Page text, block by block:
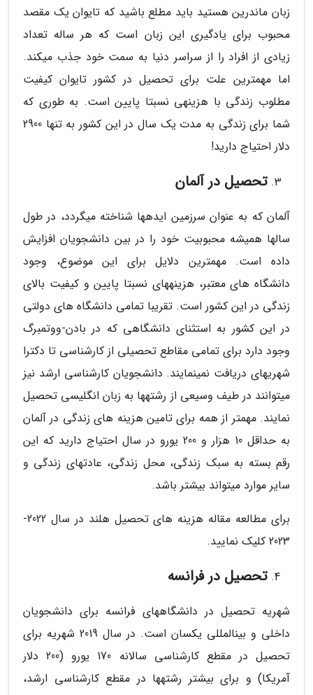
زبان ماندرین هستید باید مطلع باشید که تایوان یک مقصد
محبوب برای یادگیری این زبان است که هر ساله تعداد
زیادی از افراد را از سراسر دنیا به سمت خود جذب می­کند.
اما مهم­ترین علت برای تحصیل در کشور تایوان کیفیت
مطلوب زندگی با هزینه­ی نسبتا پایین است. به طوری که
شما برای زندگی به مدت یک سال در این کشور به تنها 2900
دلار احتیاج دارید!
تحصیل در آلمان
آلمان که به عنوان سرزمین ایده­ها شناخته می­گردد، در طول
سال­ها همیشه محبوبیت خود را در بین دانشجویان افزایش
داده است. مهم­ترین دلایل برای این موضوع، وجود
دانشگاه­ های معتبر، هزینه­های نسبتا پایین و کیفیت بالای
زندگی در این کشور است. تقریبا تمامی دانشگاه­ های دولتی
در این کشور به استثنای دانشگاهی که در بادن-ووتمبرگ
وجود دارد برای تمامی مقاطع تحصیلی از کارشناسی تا دکترا
شهریه­ای دریافت نمی­نمایند. دانشجویان کارشناسی ارشد نیز
می­توانند در طیف وسیعی از رشته­ها به زبان انگلیسی تحصیل
نمایند. مهم­تر از همه برای تامین هزینه ­های زندگی در آلمان
به حداقل 10 هزار و 200 یورو در سال احتیاج دارید که این
رقم بسته به سبک زندگی، محل زندگی، عادت­های زندگی و
سایر موارد می­تواند بیشتر باشد.
برای مطالعه مقاله هزینه های تحصیل هلند در سال 2022-
2023 کلیک نمایید.
تحصیل در فرانسه
شهریه تحصیل در دانشگاه­های فرانسه برای دانشجویان
داخلی و بین­المللی یکسان است. در سال 2019 شهریه برای
تحصیل در مقطع کارشناسی سالانه 170 یورو (200 دلار
آمریکا) و برای بیشتر رشته­ها در مقطع کارشناسی ارشد،